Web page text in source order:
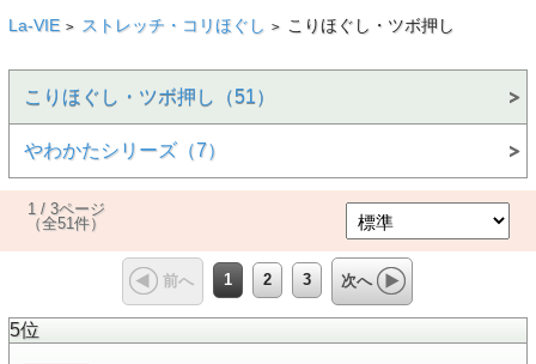
La-VIE > ストレッチ・コリほぐし > こりほぐし・ツボ押し
こりほぐし・ツボ押し（51）
やわかたシリーズ（7）
1 / 3ページ
（全51件）
前へ 1 2 3 次へ
5位